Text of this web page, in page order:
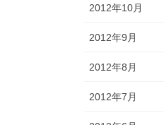
2012年10月
2012年9月
2012年8月
2012年7月